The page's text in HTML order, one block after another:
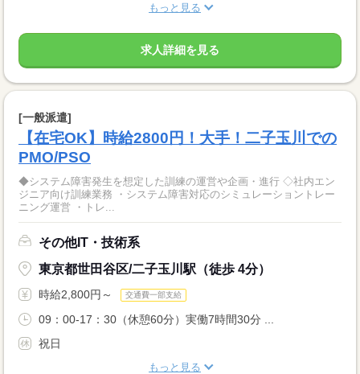
もっと見る
求人詳細を見る
[一般派遣]
【在宅OK】時給2800円！大手！二子玉川での
PMO/PSO
◆システム障害発生を想定した訓練の運営や企画・進行 ◇社内エン
ジニア向け訓練業務 ・システム障害対応のシミュレーショントレー
ニング運営 ・トレ...
その他IT・技術系
東京都世田谷区/二子玉川駅（徒歩 4分）
時給2,800円～ 交通費一部支給
09：00-17：30（休憩60分）実働7時間30分 ...
祝日
もっと見る